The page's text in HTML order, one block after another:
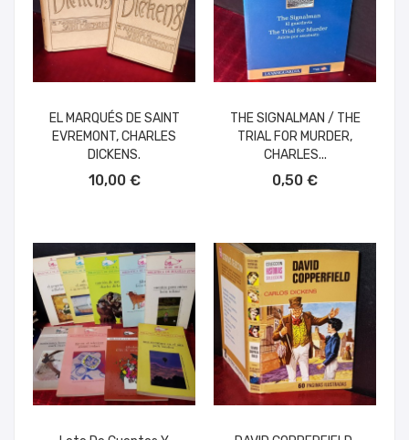
EL MARQUÉS DE SAINT
EVREMONT, CHARLES
DICKENS.
10,00 €
THE SIGNALMAN / THE
TRIAL FOR MURDER,
CHARLES...
0,50 €